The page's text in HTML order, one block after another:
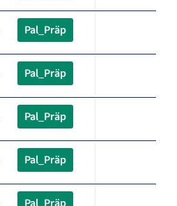
Pal_Präp
Pal_Präp
Pal_Präp
Pal_Präp